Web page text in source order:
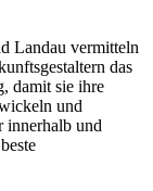
Landau vermitteln
das
damit sie ihre
und
innerhalb und